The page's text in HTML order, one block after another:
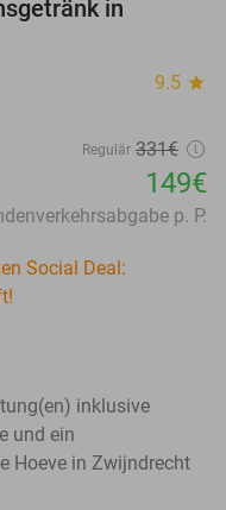
in
9.5 star
Regulär 331€
149€
p. P.
Social Deal:
inklusive
und ein
Hoeve in Zwijndrecht